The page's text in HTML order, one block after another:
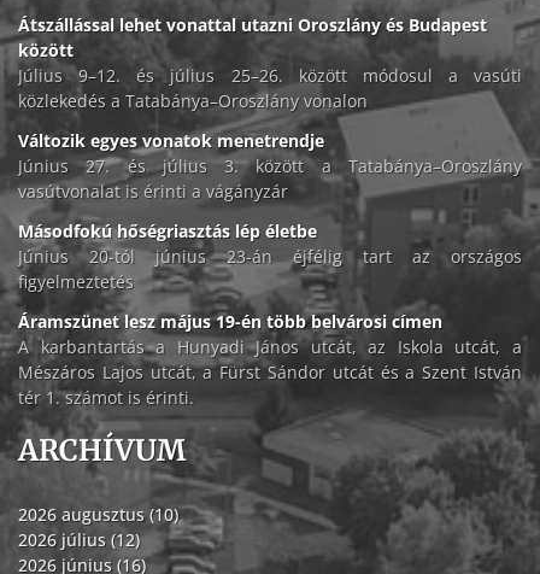
Átszállással lehet vonattal utazni Oroszlány és Budapest
között
Július 9–12. és július 25–26. között módosul a vasúti
közlekedés a Tatabánya–Oroszlány vonalon
Változik egyes vonatok menetrendje
Június 27. és július 3. között a Tatabánya–Oroszlány
vasútvonalat is érinti a vágányzár
Másodfokú hőségriasztás lép életbe
Június 20-tól június 23-án éjfélig tart az országos
figyelmeztetés
Áramszünet lesz május 19-én több belvárosi címen
A karbantartás a Hunyadi János utcát, az Iskola utcát, a
Mészáros Lajos utcát, a Fürst Sándor utcát és a Szent István
tér 1. számot is érinti.
ARCHÍVUM
2026 augusztus (10)
2026 július (12)
2026 június (16)